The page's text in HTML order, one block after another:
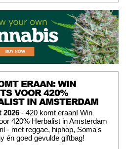
ERAAN: WIN
VOOR 420%
IN AMSTERDAM
2026 - 420 komt eraan! Win
420% Herbalist in Amsterdam
- met reggae, hiphop, Soma's
én goed gevulde giftbag!